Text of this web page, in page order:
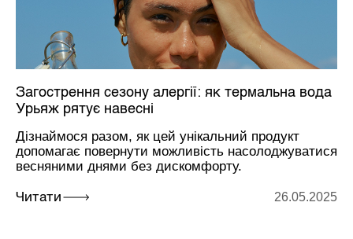
Загострення сезону алергії: як термальна вода
Урьяж рятує навесні
Дізнаймося разом, як цей унікальний продукт
допомагає повернути можливість насолоджуватися
весняними днями без дискомфорту.
Читати 26.05.2025